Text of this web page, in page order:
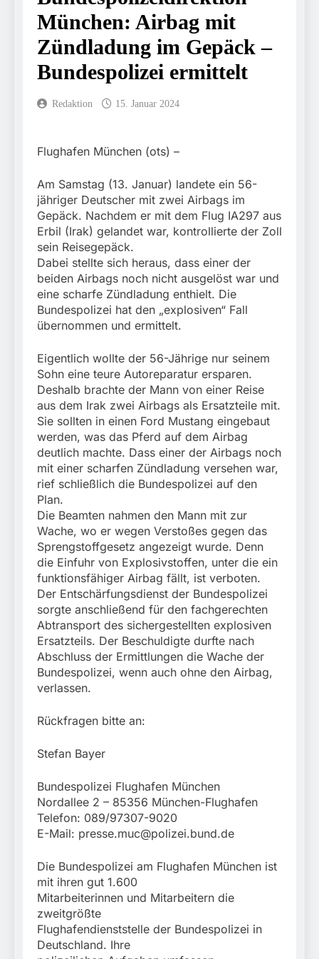
Tatverdächtigen fest / Mann
nach Gleissturz verletzt
5. August 2026
FW-M: Brand in
stillgelegtem
Bahngebäude (Sendling)
5. August 2026
HZA-R: Zoll deckt auf:
Mehr als 17.000 Zigaretten
versteckt Kontrolle in
eines Steuerstrafverfahrens
Grenze
Bundespolizeidirektion
Einreise mit dem
Kraftfahrzeug/Bundespolizei
weist Beschuldigten nach
Moldau zurück
3. August 2026
FW-M:
Wochenendrückblick der
Feuerwehr München für
den 31. Juli bis 2. August
3. August 2026
München: Bundespolizei
begleitet Fußballfans nach
Einsatz am Bahnhof
Dachau
3. August 2026
FW-M: Technische
Rettung in
Tiefgaragenzufahrt
31. Juli 2026
München: Airbag mit
Zündladung im Gepäck –
Bundespolizei ermittelt
Redaktion 15. Januar 2024
Flughafen München (ots) –
Am Samstag (13. Januar) landete ein 56-
jähriger Deutscher mit zwei Airbags im
Gepäck. Nachdem er mit dem Flug IA297 aus
Erbil (Irak) gelandet war, kontrollierte der Zoll
sein Reisegepäck.
Dabei stellte sich heraus, dass einer der
beiden Airbags noch nicht ausgelöst war und
eine scharfe Zündladung enthielt. Die
Bundespolizei hat den „explosiven“ Fall
übernommen und ermittelt.
Eigentlich wollte der 56-Jährige nur seinem
Sohn eine teure Autoreparatur ersparen.
Deshalb brachte der Mann von einer Reise
aus dem Irak zwei Airbags als Ersatzteile mit.
Sie sollten in einen Ford Mustang eingebaut
werden, was das Pferd auf dem Airbag
deutlich machte. Dass einer der Airbags noch
mit einer scharfen Zündladung versehen war,
rief schließlich die Bundespolizei auf den
Plan.
Die Beamten nahmen den Mann mit zur
Wache, wo er wegen Verstoßes gegen das
Sprengstoffgesetz angezeigt wurde. Denn
die Einfuhr von Explosivstoffen, unter die ein
funktionsfähiger Airbag fällt, ist verboten.
Der Entschärfungsdienst der Bundespolizei
sorgte anschließend für den fachgerechten
Abtransport des sichergestellten explosiven
Ersatzteils. Der Beschuldigte durfte nach
Abschluss der Ermittlungen die Wache der
Bundespolizei, wenn auch ohne den Airbag,
verlassen.
Rückfragen bitte an:
Stefan Bayer
Bundespolizei Flughafen München
Nordallee 2 – 85356 München-Flughafen
Telefon: 089/97307-9020
E-Mail: presse.muc@polizei.bund.de
Die Bundespolizei am Flughafen München ist
mit ihren gut 1.600
Mitarbeiterinnen und Mitarbeitern die
zweitgrößte
Flughafendienststelle der Bundespolizei in
Deutschland. Ihre